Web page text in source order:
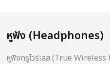
หูฟัง (Headphones)
หูฟังทรูไวร์เลส (True